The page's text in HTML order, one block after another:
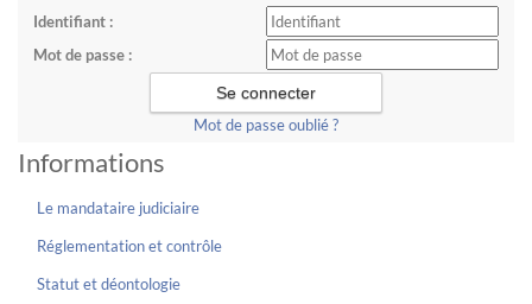
Identifiant :
Mot de passe :
Mot de passe oublié ?
Informations
Le mandataire judiciaire
Réglementation et contrôle
Statut et déontologie